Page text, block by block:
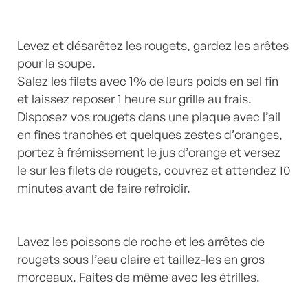
Levez et désarêtez les rougets, gardez les arêtes
pour la soupe.
Salez les filets avec 1% de leurs poids en sel fin
et laissez reposer 1 heure sur grille au frais.
Disposez vos rougets dans une plaque avec l’ail
en fines tranches et quelques zestes d’oranges,
portez à frémissement le jus d’orange et versez
le sur les filets de rougets, couvrez et attendez 10
minutes avant de faire refroidir.
Lavez les poissons de roche et les arrêtes de
rougets sous l’eau claire et taillez-les en gros
morceaux. Faites de même avec les étrilles.